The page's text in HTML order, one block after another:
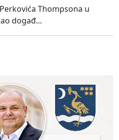
Thompsona u
događ...